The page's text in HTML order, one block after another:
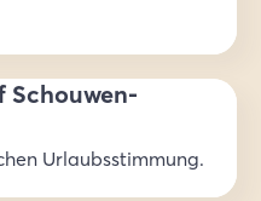
Schouwen-
Urlaubsstimmung.